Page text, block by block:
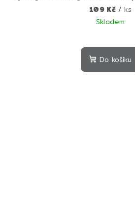
109 Kč / ks
Skladem
Do košíku